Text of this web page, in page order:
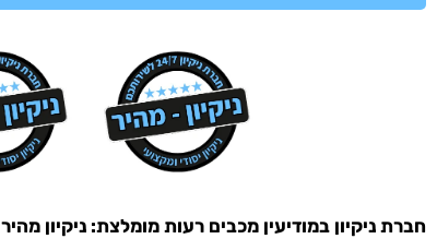
חברת ניקיון במודיעין מכבים רעות מומלצת: ניקיון מהיר